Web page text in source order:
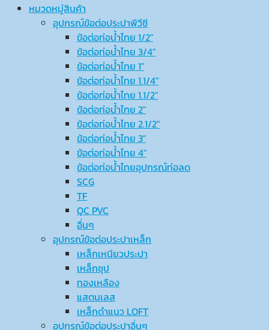
หมวดหมู่สินค้า
อุปกรณ์ข้อต่อประปาพีวีซี
ข้อต่อท่อน้ำไทย 1/2″
ข้อต่อท่อน้ำไทย 3/4″
ข้อต่อท่อน้ำไทย 1″
ข้อต่อท่อน้ำไทย 1.1/4″
ข้อต่อท่อน้ำไทย 1.1/2″
ข้อต่อท่อน้ำไทย 2″
ข้อต่อท่อน้ำไทย 2.1/2″
ข้อต่อท่อน้ำไทย 3″
ข้อต่อท่อน้ำไทย 4″
ข้อต่อท่อน้ำไทยอุปกรณ์ท่อลด
SCG
TF
QC PVC
อื่นๆ
อุปกรณ์ข้อต่อประปาเหล็ก
เหล็กเหนียวประปา
เหล็กชุป
ทองเหลือง
แสตนเลส
เหล็กดำแนว LOFT
อุปกรณ์ข้อต่อประปาอื่นๆ